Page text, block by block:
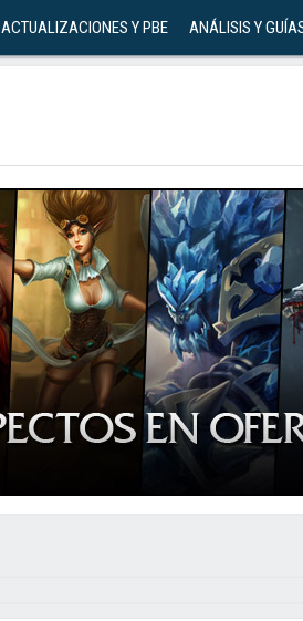
ACTUALIZACIONES Y PBE ANÁLISIS Y